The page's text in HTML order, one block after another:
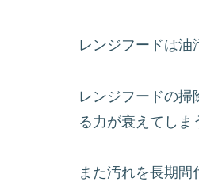
レンジフードは油
レンジフードの掃
る力が衰えてしま
また汚れを長期